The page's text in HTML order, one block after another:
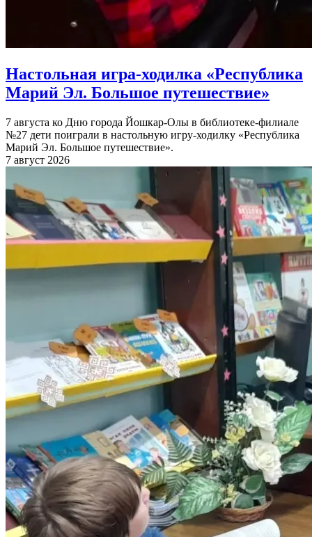
Настольная игра-ходилка «Республика
Марий Эл. Большое путешествие»
7 августа ко Дню города Йошкар-Олы в библиотеке-филиале
№27 дети поиграли в настольную игру-ходилку «Республика
Марий Эл. Большое путешествие».
7 август 2026